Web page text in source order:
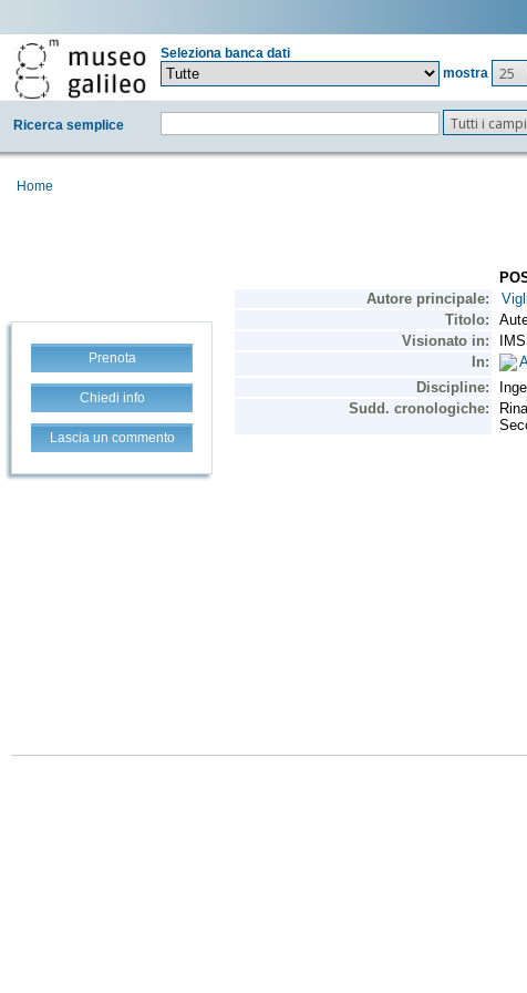
Seleziona banca dati
mostra
25
Ricerca semplice Tutti i campi
Home
Prenota
Chiedi info
Lascia un commento